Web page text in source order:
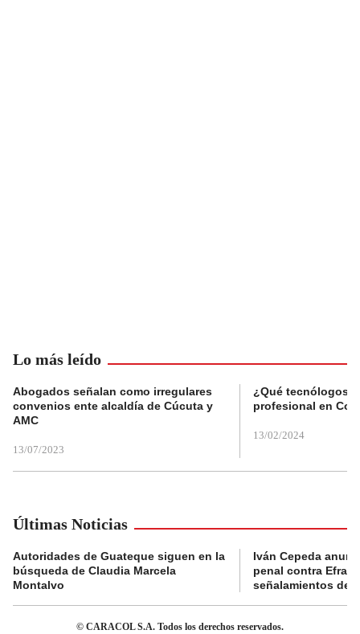
Lo más leído
Abogados señalan como irregulares
convenios ente alcaldía de Cúcuta y
AMC
13/07/2023
¿Qué tecnólogos
profesional en
13/02/2024
Últimas Noticias
Autoridades de Guateque siguen en la
búsqueda de Claudia Marcela
Montalvo
Iván Cepeda
penal contra
señalamientos de
© CARACOL S.A. Todos los derechos reservados.